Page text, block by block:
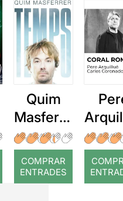
Quim
Masferre
r: Temps
COMPRAR
ENTRADES
: